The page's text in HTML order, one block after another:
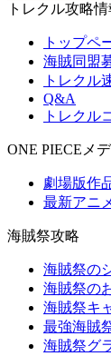
トレクル攻略情
トップペ
海賊同盟
トレクル
Q&A
トレクル
ONE PIECEメ
劇場版作
最新アニ
海賊祭攻略
海賊祭の
海賊祭の
海賊祭キ
最強海賊
海賊祭グ